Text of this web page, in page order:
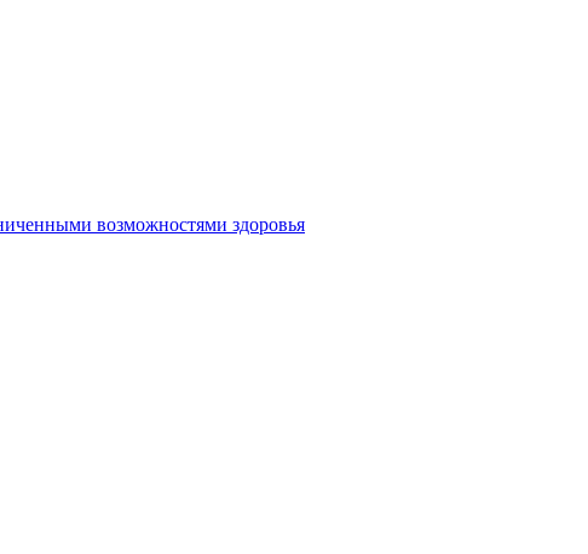
возможностями здоровья